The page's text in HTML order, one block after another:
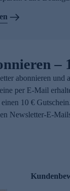
–
abonnieren und
per E-Mail
10 €
Newsletter-E-